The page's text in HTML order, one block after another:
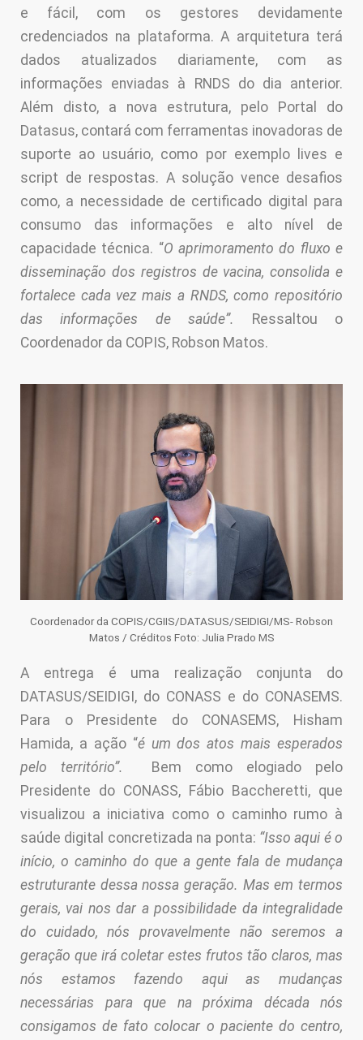
e fácil, com os gestores devidamente
credenciados na plataforma. A arquitetura terá
dados atualizados diariamente, com as
informações enviadas à RNDS do dia anterior.
Além disto, a nova estrutura, pelo Portal do
Datasus, contará com ferramentas inovadoras de
suporte ao usuário, como por exemplo lives e
script de respostas. A solução vence desafios
como, a necessidade de certificado digital para
consumo das informações e alto nível de
capacidade técnica. “O aprimoramento do fluxo e
disseminação dos registros de vacina, consolida e
fortalece cada vez mais a RNDS, como repositório
das informações de saúde”.
Ressaltou o
Coordenador da COPIS, Robson Matos.
Coordenador da COPIS/CGIIS/DATASUS/SEIDIGI/MS- Robson
Matos / Créditos Foto: Julia Prado MS
A entrega é uma realização conjunta do
DATASUS/SEIDIGI, do CONASS e do CONASEMS.
Para o Presidente do CONASEMS, Hisham
Hamida, a ação “é um dos atos mais esperados
pelo território”. Bem como elogiado pelo
Presidente do CONASS, Fábio Baccheretti, que
visualizou a iniciativa como o caminho rumo à
saúde digital concretizada na ponta: “Isso aqui é o
início, o caminho do que a gente fala de mudança
estruturante dessa nossa geração. Mas em termos
gerais, vai nos dar a possibilidade da integralidade
do cuidado, nós provavelmente não seremos a
geração que irá coletar estes frutos tão claros, mas
nós estamos fazendo aqui as mudanças
necessárias para que na próxima década nós
consigamos de fato colocar o paciente do centro,